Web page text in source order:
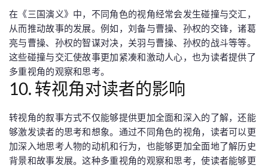
在《三国演义》中，不同角色的视角经常会发生碰撞与交汇，
从而推动故事的发展。例如，刘备与曹操、孙权的交锋，诸葛
亮与曹操、孙权的智谋对决，关羽与曹操、孙权的战斗等等。
这些碰撞与交汇使故事更加紧凑和激动人心，也为读者提供了
多重视角的观察和思考。
10. 转视角对读者的影响
转视角的叙事方式不仅能够提供更加全面和深入的了解，还能
够激发读者的思考和想象。通过不同角色的视角，读者可以更
加深入地思考人物的动机和行为，也能够更加全面地了解历史
背景和故事发展。这种多重视角的观察和思考，使读者能够更